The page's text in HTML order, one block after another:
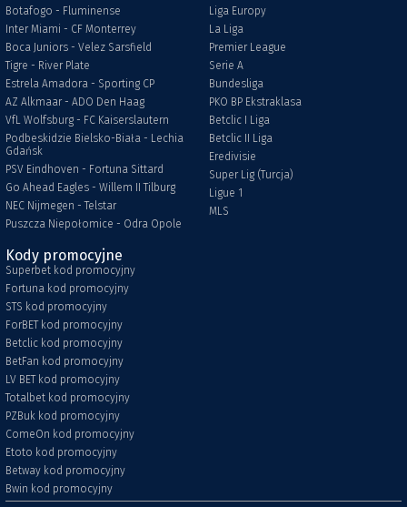
Botafogo - Fluminense
Inter Miami - CF Monterrey
Boca Juniors - Velez Sarsfield
Tigre - River Plate
Estrela Amadora - Sporting CP
AZ Alkmaar - ADO Den Haag
VfL Wolfsburg - FC Kaiserslautern
Podbeskidzie Bielsko-Biała - Lechia
Gdańsk
PSV Eindhoven - Fortuna Sittard
Go Ahead Eagles - Willem II Tilburg
NEC Nijmegen - Telstar
Puszcza Niepołomice - Odra Opole
Liga Europy
La Liga
Premier League
Serie A
Bundesliga
PKO BP Ekstraklasa
Betclic I Liga
Betclic II Liga
Eredivisie
Super Lig (Turcja)
Ligue 1
MLS
Kody promocyjne
Superbet kod promocyjny
Fortuna kod promocyjny
STS kod promocyjny
ForBET kod promocyjny
Betclic kod promocyjny
BetFan kod promocyjny
LV BET kod promocyjny
Totalbet kod promocyjny
PZBuk kod promocyjny
ComeOn kod promocyjny
Etoto kod promocyjny
Betway kod promocyjny
Bwin kod promocyjny